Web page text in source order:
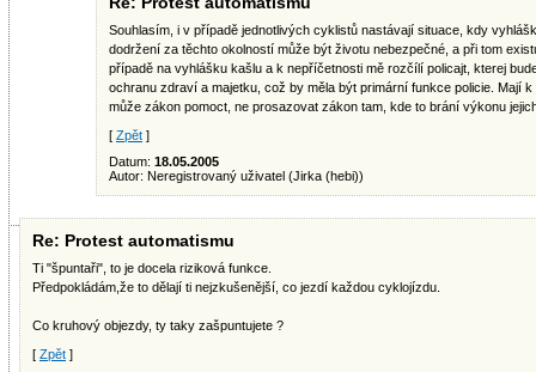
Souhlasím, i v případě jednotlivých cyklistů nastávají situace, kdy
dodržení za těchto okolností může být životu nebezpečné, a při tom
případě na vyhlášku kašlu a k nepříčetnosti mě rozčílí policajt, kterej
ochranu zdraví a majetku, což by měla být primární funkce policie. Mají
může zákon pomoct, ne prosazovat zákon tam, kde to brání výkonu
[ Zpět ]
Datum: 18.05.2005
Autor: Neregistrovaný uživatel (Jirka (hebi))
Re: Protest automatismu
Ti "špuntaři", to je docela riziková funkce.
Předpokládám,že to dělají ti nejzkušenější, co jezdí každou cyklojízdu.
Co kruhový objezdy, ty taky zašpuntujete ?
[ Zpět ]